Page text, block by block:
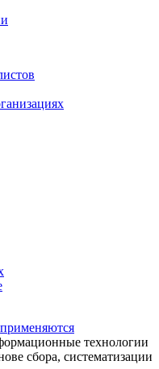
применяются
технологии
сбора, систематизации